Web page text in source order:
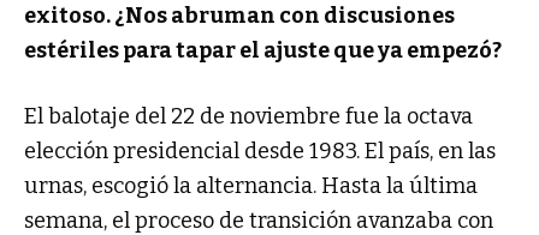
exitoso. ¿Nos abruman con discusiones
estériles para tapar el ajuste que ya empezó?
El balotaje del 22 de noviembre fue la octava
elección presidencial desde 1983. El país, en las
urnas, escogió la alternancia. Hasta la última
semana, el proceso de transición avanzaba con